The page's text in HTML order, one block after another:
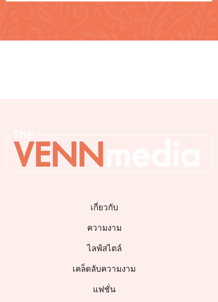
เกี่ยวกับ
ความงาม
ไลฟ์สไตล์
เคล็ดลับความงาม
แฟชั่น